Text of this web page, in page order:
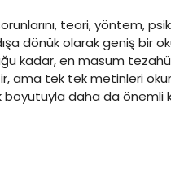
teori, yöntem,
dönük olarak geniş bir
kadar, en masum
ama tek tek metinleri
boyutuyla daha da önemli